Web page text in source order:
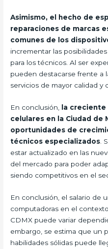
Asimismo, el hecho de
reparaciones de marcas
comunes de los
incrementar las
para los técnicos. Al ser
pueden destacarse frente a
servicios de mayor calidad y
En conclusión,
la
celulares en la Ciudad de
oportunidades de
técnicos especializados .
estar actualizado en las
del mercado para poder
siendo competitivos en el
En conclusión, el salario de
computadoras en el
CDMX puede variar
embargo, se estima que un
habilidades sólidas puede